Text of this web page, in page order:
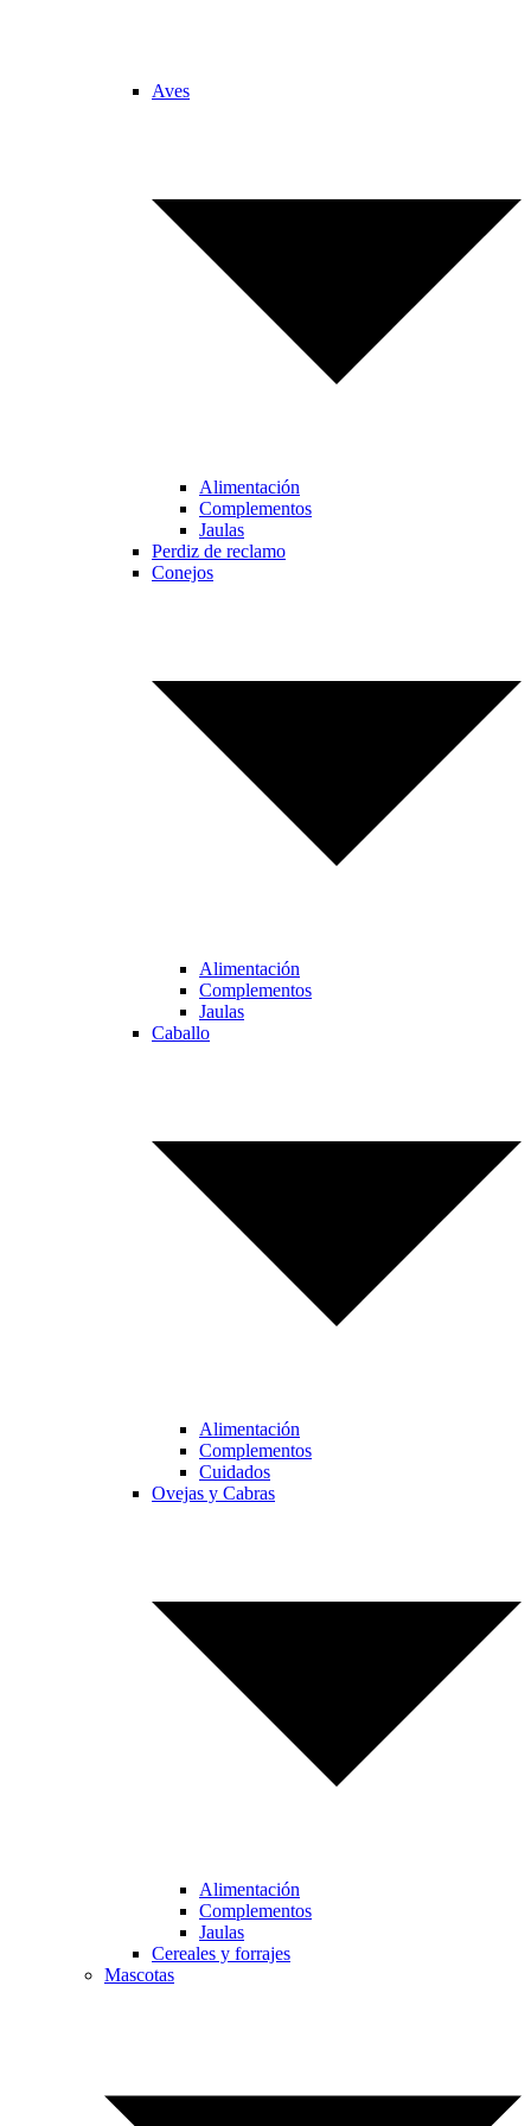
Aves
Alimentación
Complementos
Jaulas
Perdiz de reclamo
Conejos
Alimentación
Complementos
Jaulas
Caballo
Alimentación
Complementos
Cuidados
Ovejas y Cabras
Alimentación
Complementos
Jaulas
Cereales y forrajes
Mascotas